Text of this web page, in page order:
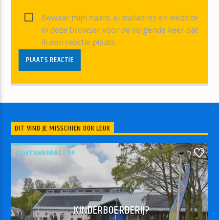
Bewaar mijn naam, e-mailadres en website
in deze browser voor de volgende keer dat
ik een reactie plaats.
DIT VIND JE MISSCHIEN OOK LEUK
ZOETRMEERACTIEF 0
KINDERBOERDERIJ?